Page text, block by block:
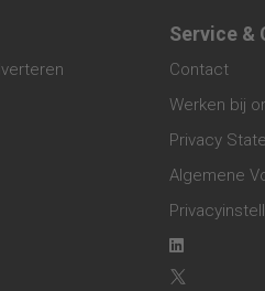
Service &
Contact
Werken bij
Privacy
Algemene